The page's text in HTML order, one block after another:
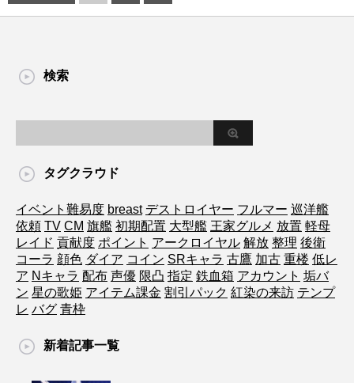
検索
タグクラウド
イベント難易度 breast デストロイヤー フルマー 巡洋艦
依頼 TV CM 旗艦 初期配置 大型艦 王家グルメ 放置 軽母
レイド 貢献度 ポイント アークロイヤル 解放 整理 後衛
コーラ 顔色 ダイア コイン SRキャラ 古鷹 加古 重楼 低レ
ア Nキャラ 配布 声優 限凸 指定 鉄血箱 アカウント 垢バ
ン 星の歌姫 アイテム課金 割引パック 紅染の来訪 テンプ
レ バグ 青枠
新着記事一覧